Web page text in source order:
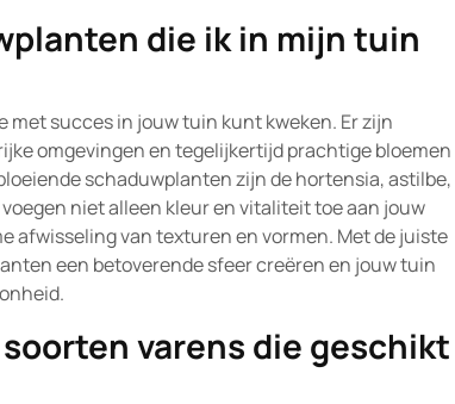
die ik in mijn tuin
met succes in jouw tuin kunt kweken. Er zijn
omgevingen en tegelijkertijd prachtige bloemen
schaduwplanten zijn de hortensia, astilbe,
niet alleen kleur en vitaliteit toe aan jouw
afwisseling van texturen en vormen. Met de juiste
een betoverende sfeer creëren en jouw tuin
varens die geschikt